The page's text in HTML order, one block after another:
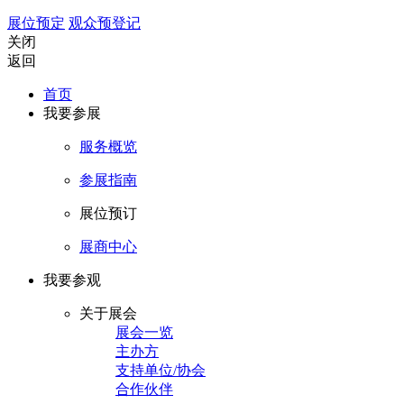
展位预定 观众预登记
关闭
返回
首页
我要参展
服务概览
参展指南
展位预订
展商中心
我要参观
关于展会
展会一览
主办方
支持单位/协会
合作伙伴